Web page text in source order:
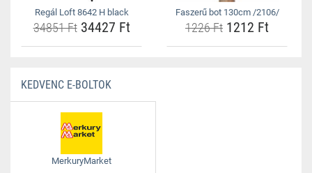
Regál Loft 8642 H black
34851 Ft34427 Ft
Faszerű bot 130cm /2106/
1226 Ft 1212 Ft
KEDVENC E-BOLTOK
MerkuryMarket